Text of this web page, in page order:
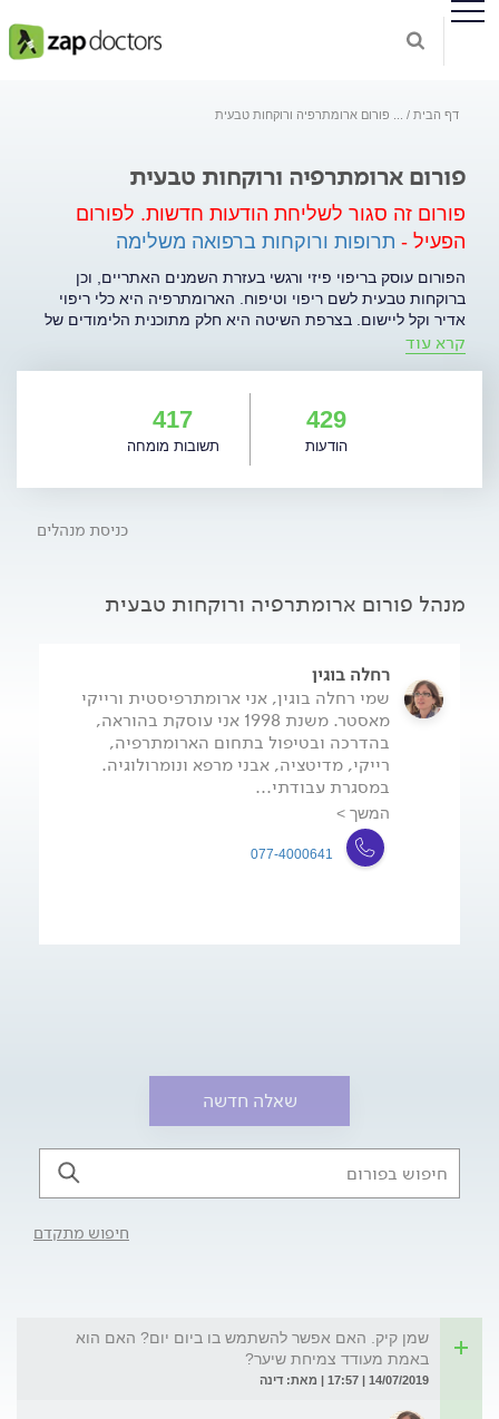
דף הבית פורום ארומתרפיה ורוקחות טבעית
פורום ארומתרפיה ורוקחות טבעית
פורום זה סגור לשליחת הודעות חדשות. לפורום
הפעיל - תרופות ורוקחות ברפואה משלימה
הפורום עוסק בריפוי פיזי ורגשי בעזרת השמנים האתריים, וכן
ברוקחות טבעית לשם ריפוי וטיפוח. הארומתרפיה היא כלי ריפוי
אדיר וקל ליישום. בצרפת השיטה היא חלק מתוכנית הלימודים של
הרופאים המערביים וחשיבותה רבה. בארץ השיטה הנפלאה הזאת
עיסוי, בליעה, קומפרסים ועוד. לכל מצב ניתן להתאים את הדרך
הנכונה והמדויקת לטיפול בו. בנוסף, השמנים האתריים והשמנים
הצמחיים הם הבסיס לקוסמטיקה הטבעית ובעזרת תכונותיהם ניתן
לטפח את העור, להאט את תהליך ההזדקנות ולהזינו. השמנים
להשתמש בהם בביתו לטיפול עצמי ובבני משפחתו עם מעט הכוונה
קרא עוד
429
הודעות
417
תשובות מומחה
כניסת מנהלים
מנהל פורום ארומתרפיה ורוקחות טבעית
רחלה בוגין
שמי רחלה בוגין, אני ארומתרפיסטית ורייקי
מאסטר. משנת 1998 אני עוסקת בהוראה,
בהדרכה ובטיפול בתחום הארומתרפיה,
רייקי, מדיטציה, אבני מרפא ונומרולוגיה.
במסגרת עבודתי...
המשך >
077-4000641
שאלה חדשה
חיפוש מתקדם
שמן קיק. האם אפשר להשתמש בו ביום יום? האם הוא
באמת מעודד צמיחת שיער?
14/07/2019 | 17:57 | מאת: דינה